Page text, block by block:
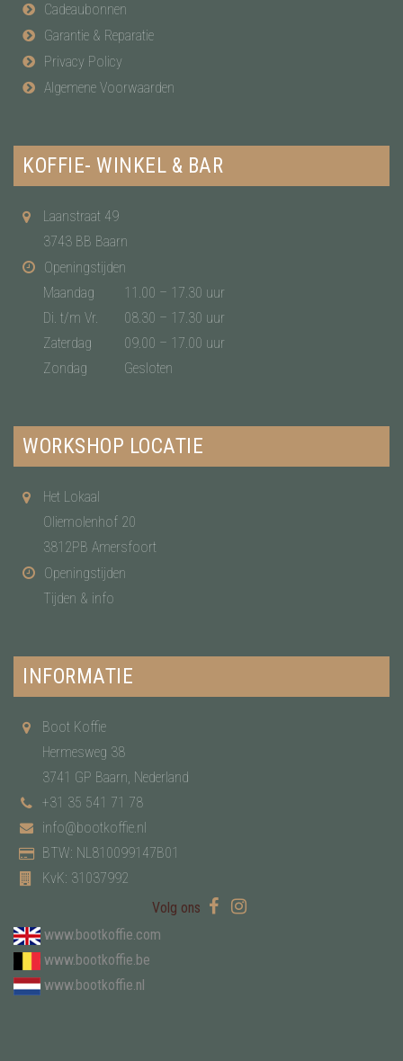
Cadeaubonnen
Garantie & Reparatie
Privacy Policy
Algemene Voorwaarden
KOFFIE- WINKEL & BAR
Laanstraat 49
3743 BB Baarn
Openingstijden
Maandag
11.00 – 17.30 uur
Di. t/m Vr.
08.30 – 17.30 uur
Zaterdag
09.00 – 17.00 uur
Zondag
Gesloten
WORKSHOP LOCATIE
Het Lokaal
Oliemolenhof 20
3812PB Amersfoort
Openingstijden
Tijden & info
INFORMATIE
Boot Koffie
Hermesweg 38
3741 GP Baarn, Nederland
+31 35 541 71 78
info@bootkoffie.nl
BTW: NL810099147B01
KvK: 31037992
Volg ons
www.bootkoffie.com
www.bootkoffie.be
www.bootkoffie.nl